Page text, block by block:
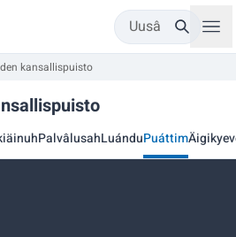
Uusâ
kansallispuisto
PalvâlusahLuánduPuáttim